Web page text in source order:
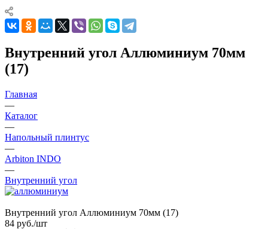
Внутренний угол Аллюминиум 70мм
(17)
Главная
—
Каталог
—
Напольный плинтус
—
Arbiton INDO
—
Внутренний угол
Внутренний угол Аллюминиум 70мм (17)
84 руб./шт